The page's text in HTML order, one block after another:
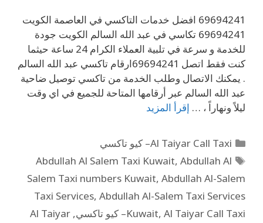
69694241 افضل خدمات التاكسي في العاصمة الكويت
69694241 تكاسي في عبد الله السالم الكويت جودة
للخدمة و سرعة في تلبية العملاء الكرام 24 ساعة حيثما
كنت فقط اتصل 69694241ارقام تاكسي عبد الله السالم
. يمكنك الاتصال وطلب الخدمة من تاكسي توصيل ضاحية
عبد الله السالم عبر أرقامها المتاحة للجميع في اي وقت
ليلاً ونهاراً ، … إقرأ المزيد
Al Taiyar Call Taxi– كيو تاكسي
Abdullah Al Salem Taxi Kuwait, Abdullah Al
Salem Taxi numbers Kuwait, Abdullah Al-Salem
Taxi Services, Abdullah Al-Salem Taxi Services
Kuwait, Al Taiyar Call Taxi– كيو تاكسي ,
Al Taiyar